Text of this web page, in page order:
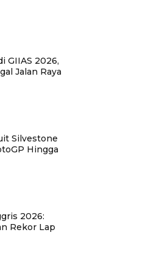
GIIAS 2026,
Jalan Raya
Silvestone
Hingga
2026:
Rekor Lap